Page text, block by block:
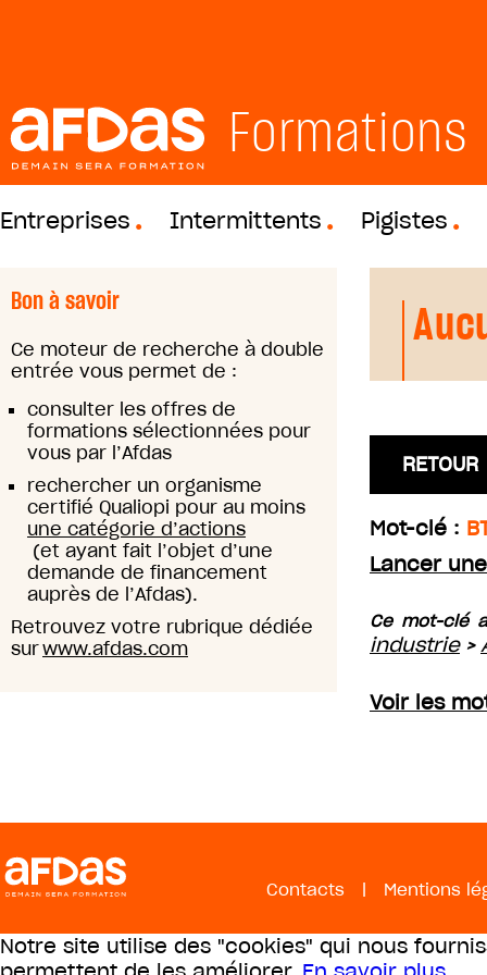
Formations
Entreprises Intermittents Pigistes
Bon à savoir
Ce moteur de recherche à double
entrée vous permet de :
consulter les offres de
formations sélectionnées pour
vous par l’Afdas
rechercher un organisme
certifié Qualiopi pour au moins
une catégorie d’actions
(et ayant fait l’objet d’une
demande de financement
auprès de l’Afdas).
Retrouvez votre rubrique dédiée
surwww.afdas.com
RETOUR
Mot-clé :
Lancer
Ce mot-clé
industrie>
Voir les
Contacts | Mentions
Notre site utilise des "cookies" qui nous